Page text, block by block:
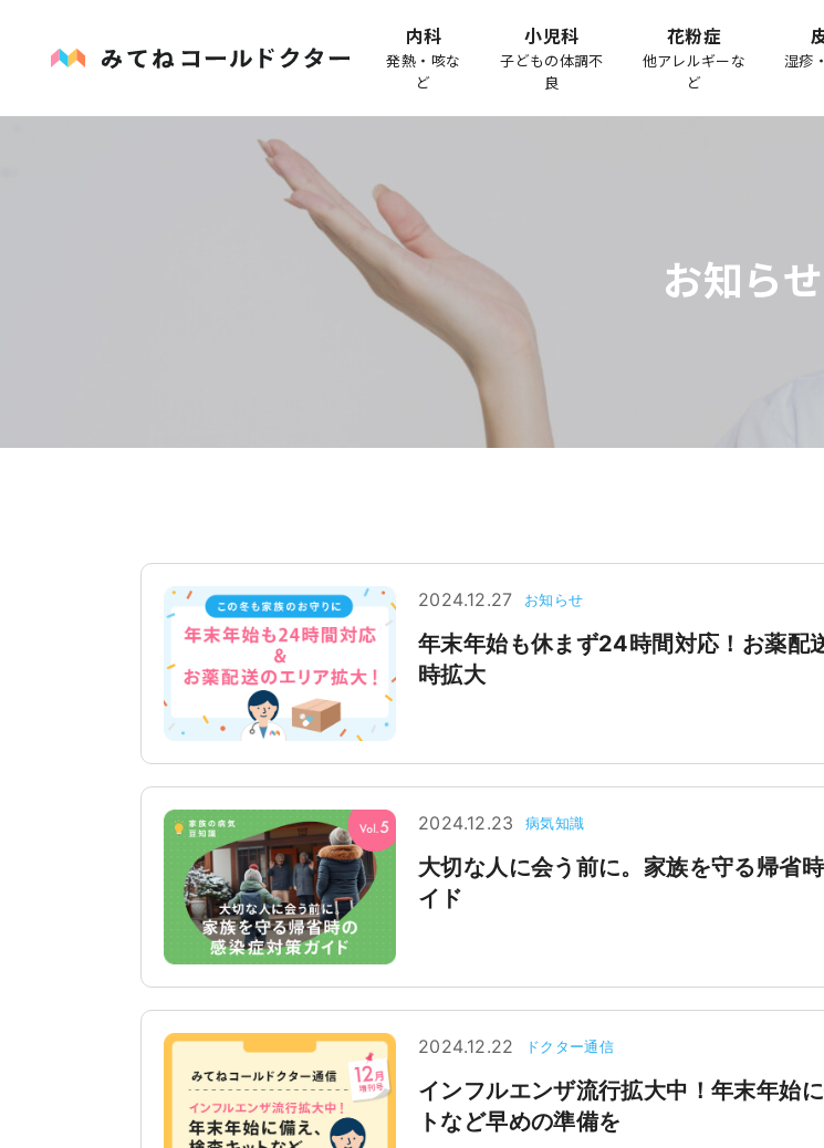
内科
発熱・咳な
ど
小児科
子どもの体調不
良
花粉症
他アレルギーな
ど
湿疹
お知らせ
2024.12.27 お知らせ
年末年始も休まず24時間対応！お薬配
時拡大
2024.12.23 病気知識
大切な人に会う前に。家族を守る帰省
イド
2024.12.22 ドクター通信
インフルエンザ流行拡大中！年末年始
トなど早めの準備を